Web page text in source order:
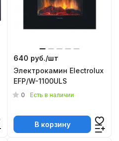
640 руб./шт
Электрокамин Electrolux
EFP/W-1100ULS
0 Есть в наличии
В корзину